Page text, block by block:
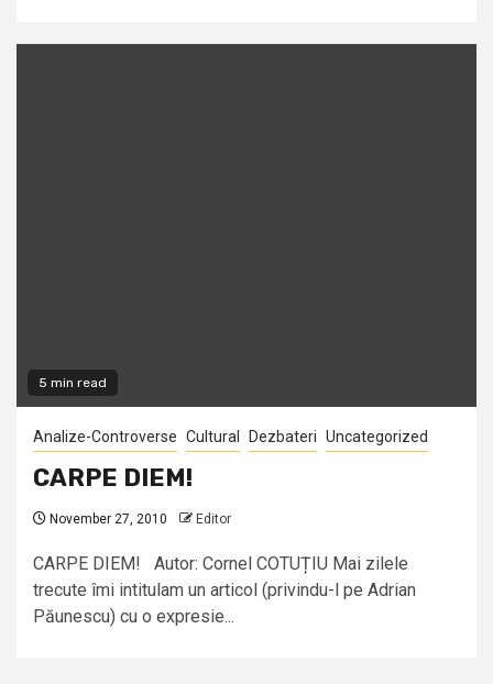
5 min read
Analize-Controverse Cultural Dezbateri Uncategorized
CARPE DIEM!
November 27, 2010 Editor
CARPE DIEM! Autor: Cornel COTUȚIU Mai zilele
trecute îmi intitulam un articol (privindu-l pe Adrian
Păunescu) cu o expresie...